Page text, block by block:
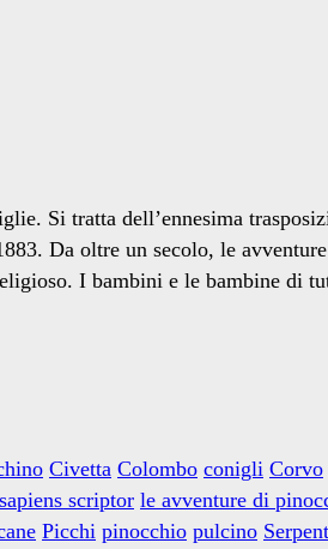
Si tratta dell’ennesima
Da oltre un secolo, le
I bambini e le bambine di
Civetta Colombo conigli Corvo
scriptor le avventure di
Picchi pinocchio pulcino